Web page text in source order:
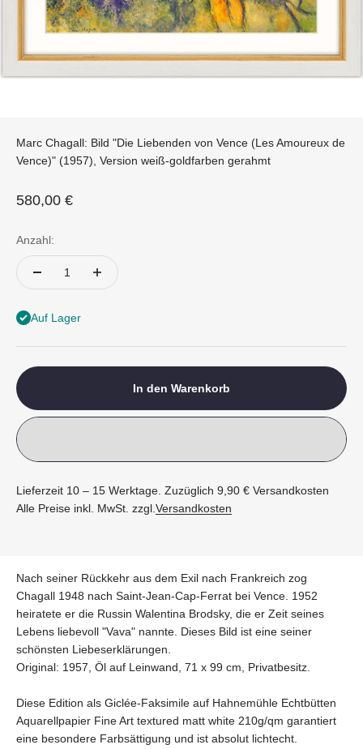
Marc Chagall: Bild "Die Liebenden von Vence (Les Amoureux de
Vence)" (1957), Version weiß-goldfarben gerahmt
Angebot
580,00 €
Anzahl:
Auf Lager
In den Warenkorb
Lieferzeit 10 – 15 Werktage. Zuzüglich 9,90 € Versandkosten
Alle Preise inkl. MwSt. zzgl.Versandkosten
Nach seiner Rückkehr aus dem Exil nach Frankreich zog
Chagall 1948 nach Saint-Jean-Cap-Ferrat bei Vence. 1952
heiratete er die Russin Walentina Brodsky, die er Zeit seines
Lebens liebevoll "Vava" nannte. Dieses Bild ist eine seiner
schönsten Liebeserklärungen.
Original: 1957, Öl auf Leinwand, 71 x 99 cm, Privatbesitz.
Diese Edition als Giclée-Faksimile auf Hahnemühle Echtbütten
Aquarellpapier Fine Art textured matt white 210g/qm garantiert
eine besondere Farbsättigung und ist absolut lichtecht.